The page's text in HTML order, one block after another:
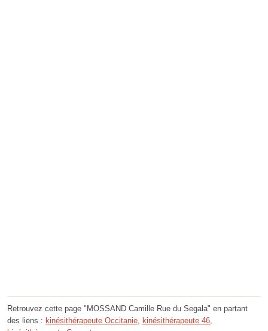
Retrouvez cette page "MOSSAND Camille Rue du Segala" en partant
des liens : kinésithérapeute Occitanie, kinésithérapeute 46,